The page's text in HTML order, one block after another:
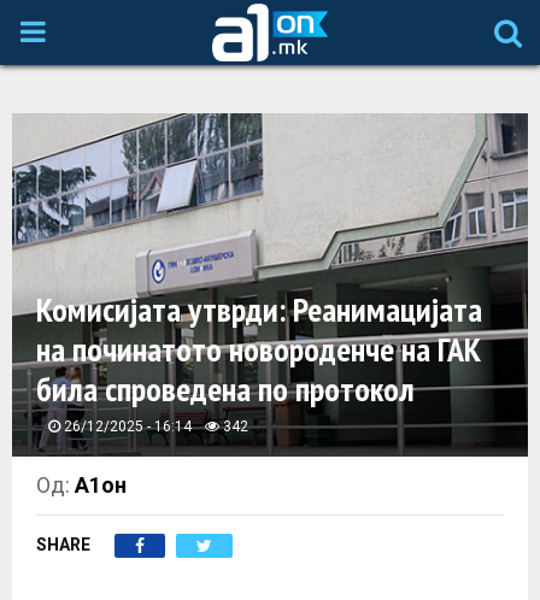
P
I
M
A
R
Y
M
E
Комисијата утврди: Реанимацијата
на починатото новороденче на ГАК
била спроведена по протокол
26/12/2025 - 16:14 342
Од:А1он
SHARE